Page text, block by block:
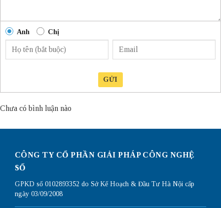
Anh Chị
GỬI
Chưa có bình luận nào
CÔNG TY CỔ PHẦN GIẢI PHÁP CÔNG NGHỆ
SỐ
GPKD số 0102893352 do Sở Kế Hoạch & Đầu Tư Hà Nội cấp
ngày 03/09/2008